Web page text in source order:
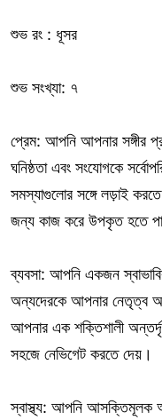
শুভ রং : ধূসর
শুভ সংখ্যা: ৭
প্রেম: আপনি আপনার সঙ্গীর
ঘনিষ্ঠতা এবং সংযোগকে
সমস্যাগুলোর সঙ্গে লড়াই করতে
জন্য কাজ করে উপকৃত হতে
ব্যবসা: আপনি একজন
অন্যদেরকে আপনার নেতৃত্ব
আপনার এক শক্তিশালী
সহজে নেভিগেট করতে দেয়।
স্বাস্থ্য: আপনি আসক্তিমূলক